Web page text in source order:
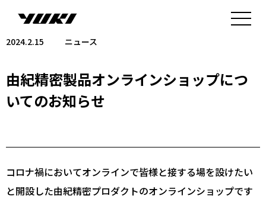
2024.2.15 ニュース
由紀精密製品オンラインショップにつ
いてのお知らせ
コロナ禍においてオンラインで皆様と接する場を設けたい
と開設した由紀精密プロダクトのオンラインショップです